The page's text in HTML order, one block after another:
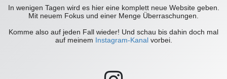
In wenigen Tagen wird es hier eine komplett neue Website geben.
Mit neuem Fokus und einer Menge Überraschungen.
Komme also auf jeden Fall wieder! Und schau bis dahin doch mal
auf meinem Instagram-Kanalvorbei.